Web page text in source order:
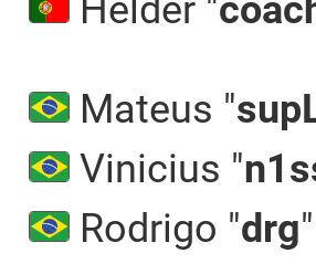
Hélder "
Mateus "
Vinicius "
Rodrigo "drg